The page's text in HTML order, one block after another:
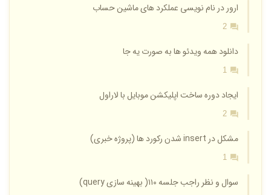
ارور در نام نویسی عملکرد های ماشین حساب
2
دانلود همه ویدئو ها به صورت یه جا
1
ایجاد دوره ساخت اپلیکشن موبایل با لاراول
2
مشکل در insert شدن رکورد ها (پروژه خبری)
1
سوال و نظر راجب جلسه ۱۱۰( بهینه سازی query)